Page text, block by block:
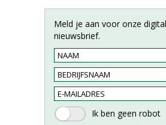
Meld je aan voor onze
nieuwsbrief.